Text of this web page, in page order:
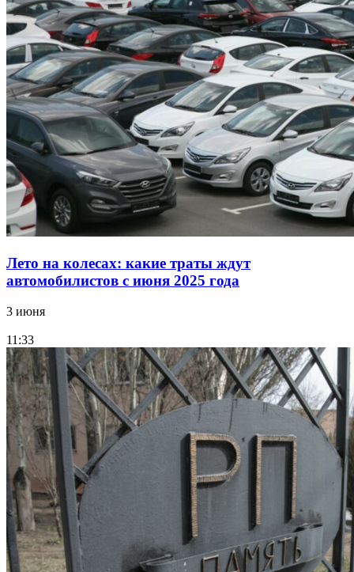
Лето на колесах: какие траты ждут
автомобилистов с июня 2025 года
3 июня
11:33